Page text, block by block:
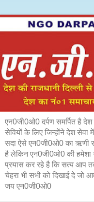
एन0जी0ओ0 दर्पण समर्पित है देश
सेवियों के लिए जिन्होंने देश सेवा
सदा ऐसे एन0जी0ओ0 का ऋणी
है लेकिन एन0जी0ओ0 की हमेशा
प्रयास कर रहे है कि सत्य आप
चेहरा भी सभी को दिखाई दे जो
जय एन0जी0ओ0